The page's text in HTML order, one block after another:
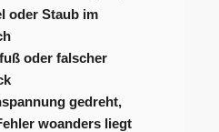
oder Staub im
oder falscher
gedreht,
woanders liegt